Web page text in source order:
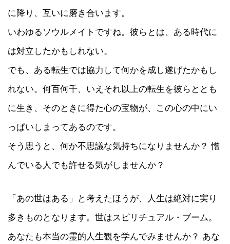
に降り、互いに磨き合います。
いわゆるソウルメイトですね。彼らとは、ある時代に
は対立したかもしれない。
でも、ある転生では協力して何かを成し遂げたかもし
れない。何百何千、いえそれ以上の転生を彼らととも
に生き、そのときに得た心の宝物が、この心の中にい
っぱいしまってあるのです。
そう思うと、何か不思議な気持ちになりませんか？ 憎
んでいる人でも許せる気がしませんか？
「あの世はある」と考えたほうが、人生は絶対に実り
多きものとなります。世はスピリチュアル・ブーム。
あなたも本当の霊的人生観を学んでみませんか？ あな